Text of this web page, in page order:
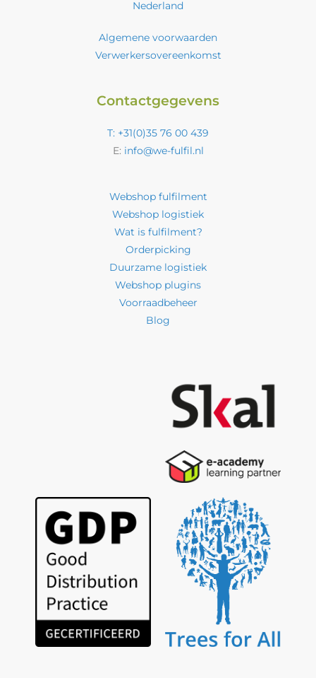
Nederland
Algemene voorwaarden
Verwerkersovereenkomst
Contactgegevens
T: +31(0)35 76 00 439
E: info@we-fulfil.nl
Webshop fulfilment
Webshop logistiek
Wat is fulfilment?
Orderpicking
Duurzame logistiek
Webshop plugins
Voorraadbeheer
Blog